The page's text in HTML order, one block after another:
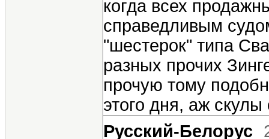
когда всех
справедливым
"шестерок" типа
разных прочих
прочую тому
этого дня, аж скулы
Русский-Белорус